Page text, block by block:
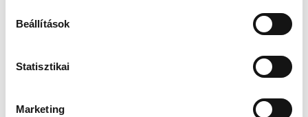
Beállítások
Statisztikai
Marketing
Augusztus 12-én
csillaghullás is vár ránk